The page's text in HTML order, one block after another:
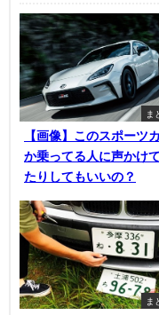
ま
【画像】このスポーツ
か乗ってる人に声かけ
たりしてもいいの？
ま